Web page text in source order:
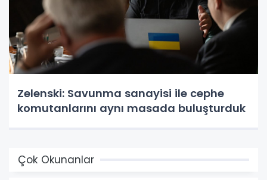
Zelenski: Savunma sanayisi ile cephe
komutanlarını aynı masada buluşturduk
Çok Okunanlar